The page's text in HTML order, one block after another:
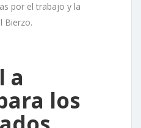
por el trabajo y la
Bierzo.
a
los